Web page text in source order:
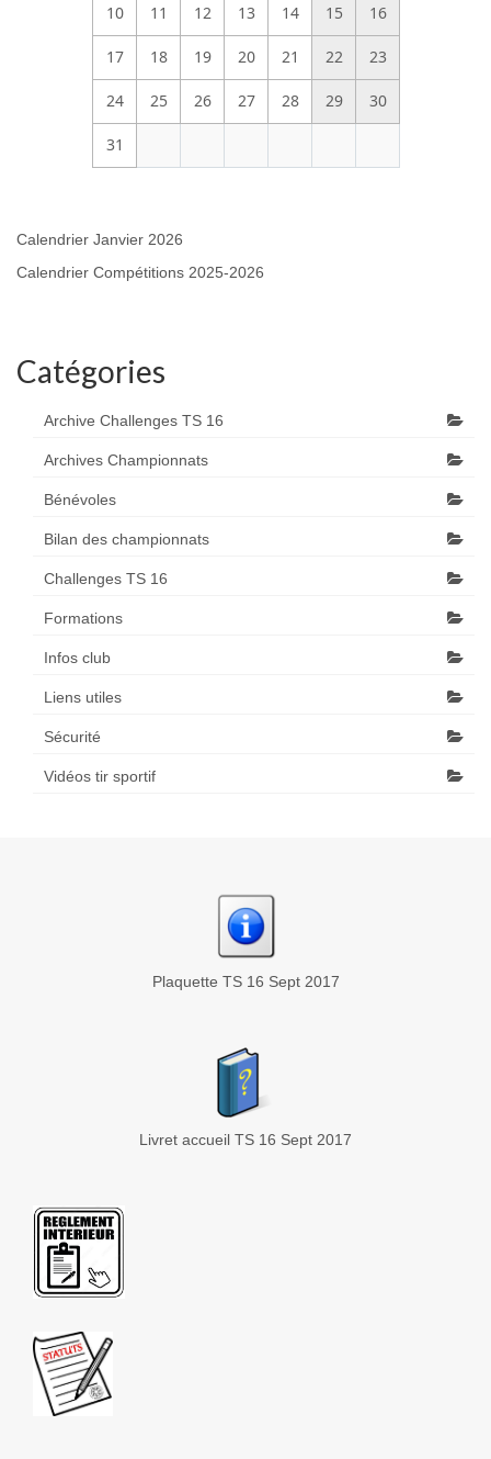
10 11 12 13 14 15 16
17 18 19 20 21 22 23
24 25 26 27 28 29 30
31
Calendrier Janvier 2026
Calendrier Compétitions 2025-2026
Catégories
Archive Challenges TS 16
Archives Championnats
Bénévoles
Bilan des championnats
Challenges TS 16
Formations
Infos club
Liens utiles
Sécurité
Vidéos tir sportif
Plaquette TS 16 Sept 2017
Livret accueil TS 16 Sept 2017